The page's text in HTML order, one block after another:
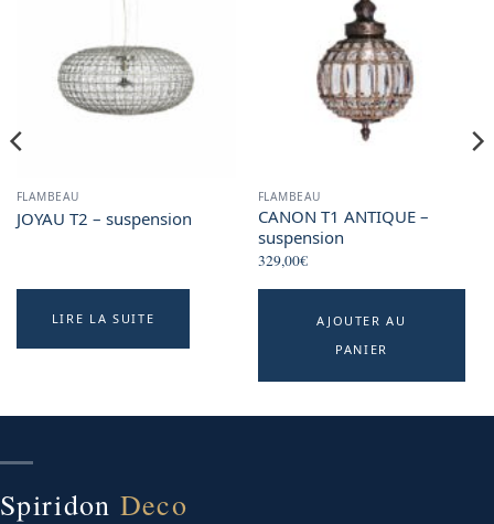
FLAMBEAU
JOYAU T2 – suspension
LIRE LA SUITE
FLAMBEAU
CANON T1 ANTIQUE –
suspension
329,00€
AJOUTER AU
PANIER
Spiridon Deco